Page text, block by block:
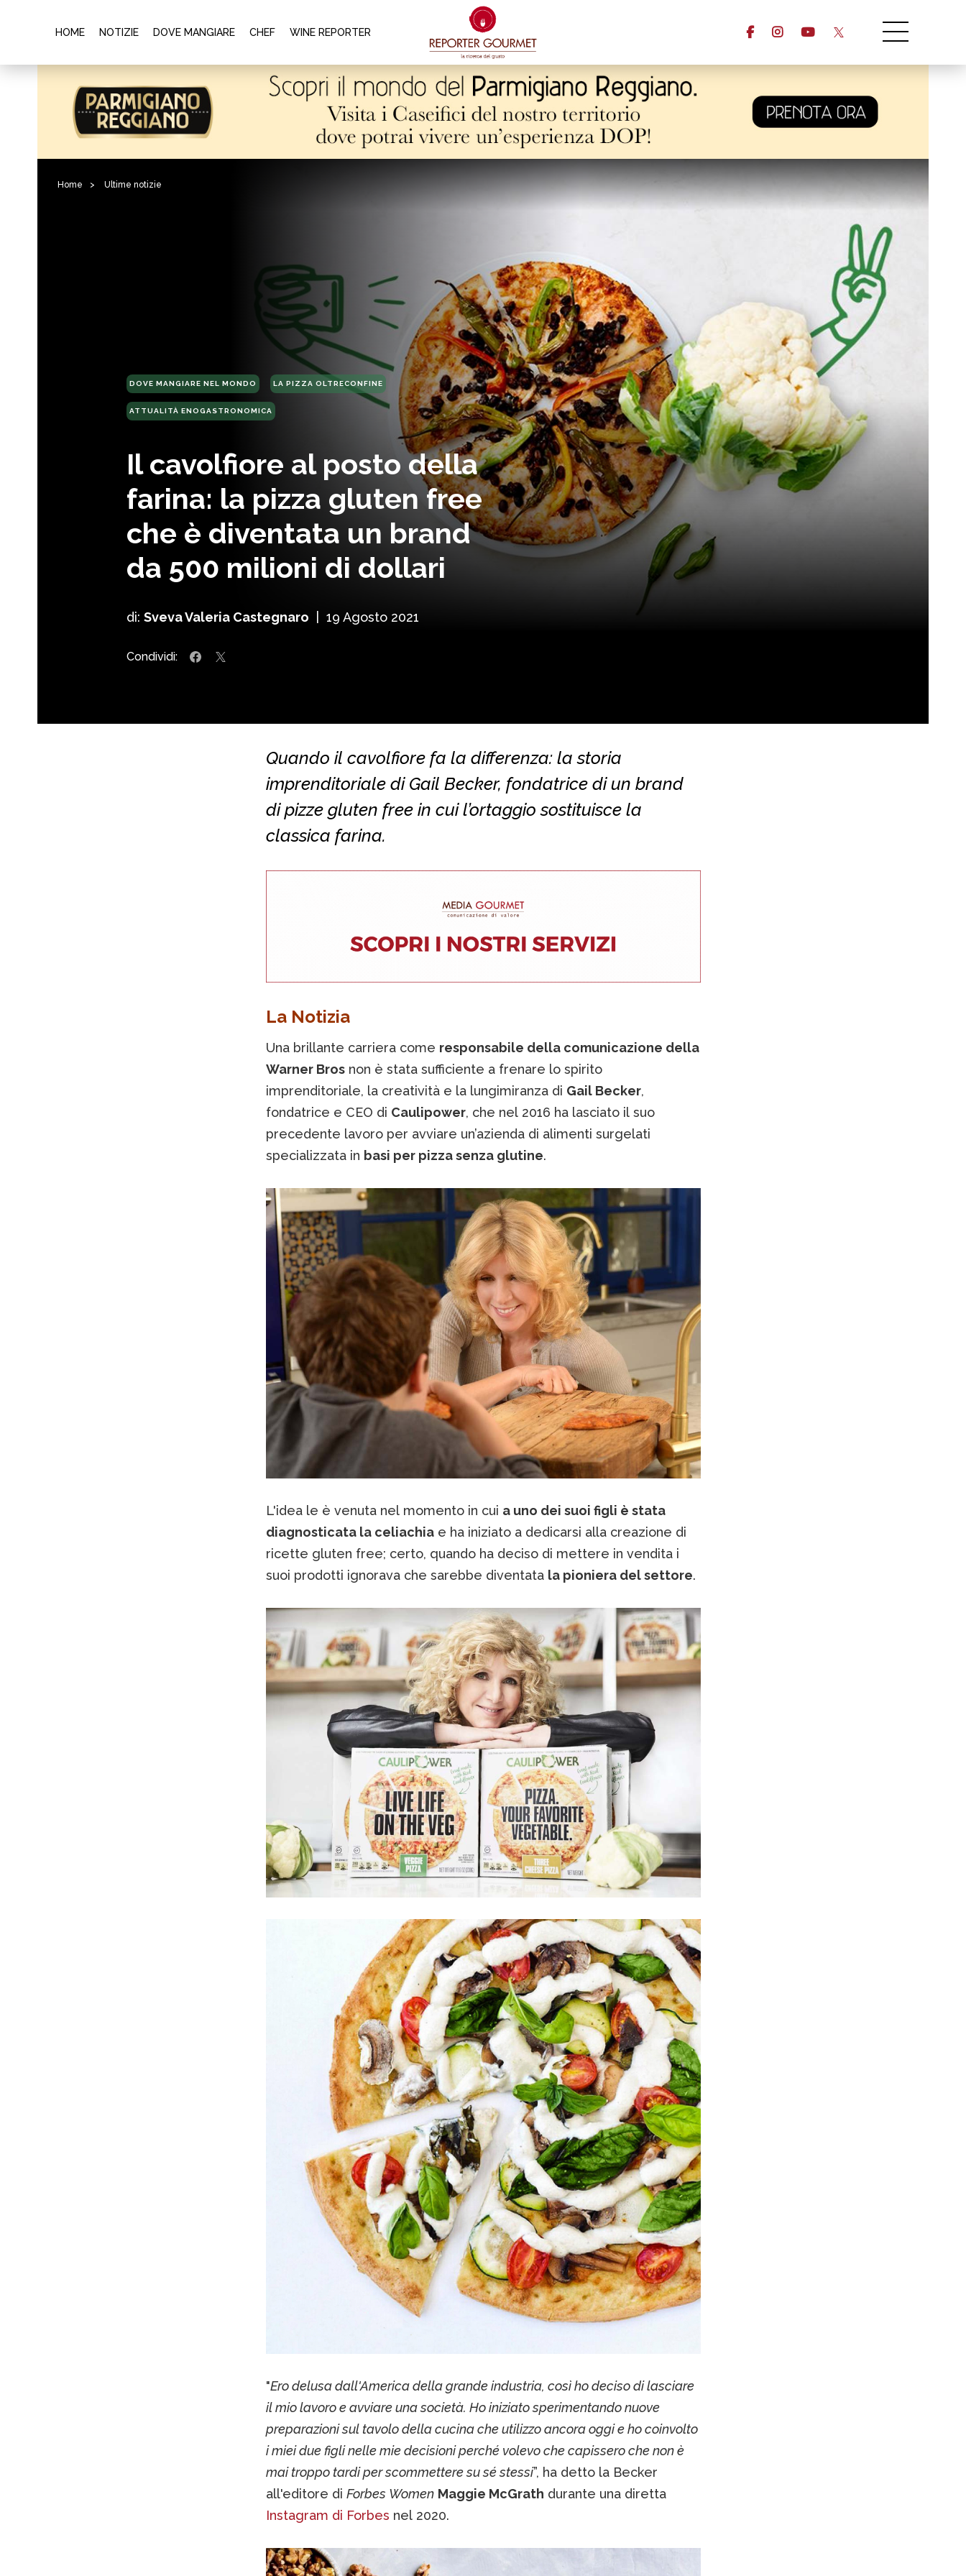
HOME NOTIZIE DOVE MANGIARE CHEF WINE REPORTER
Home > Ultime notizie
DOVE MANGIARE NEL MONDO LA PIZZA OLTRECONFINE
ATTUALITÀ ENOGASTRONOMICA
Il cavolfiore al posto della
farina: la pizza gluten free
che è diventata un brand
da 500 milioni di dollari
di: Sveva Valeria Castegnaro 19 Agosto 2021
Condividi:
Quando il cavolfiore fa la differenza: la storia
imprenditoriale di Gail Becker, fondatrice di un brand
di pizze gluten free in cui l’ortaggio sostituisce la
classica farina.
La Notizia
Una brillante carriera come responsabile della comunicazione della
Warner Brosnon è stata sufficiente a frenare lo spirito
imprenditoriale, la creatività e la lungimiranza di Gail Becker,
fondatrice e CEO di Caulipower, che nel 2016 ha lasciato il suo
precedente lavoro per avviare un’azienda di alimenti surgelati
specializzata in basi per pizza senza glutine.
L'idea le è venuta nel momento in cui a uno dei suoi figli è stata
diagnosticata la celiachiae ha iniziato a dedicarsi alla creazione di
ricette gluten free; certo, quando ha deciso di mettere in vendita i
suoi prodotti ignorava che sarebbe diventata la pioniera del settore.
"Ero delusa dall'America della grande industria, così ho deciso di lasciare
il mio lavoro e avviare una società. Ho iniziato sperimentando nuove
preparazioni sul tavolo della cucina che utilizzo ancora oggi e ho coinvolto
i miei due figli nelle mie decisioni perché volevo che capissero che non è
mai troppo tardi per scommettere su sé stessi”, ha detto la Becker
all'editore di Forbes Women Maggie McGrath durante una diretta
Instagram di Forbes nel 2020.